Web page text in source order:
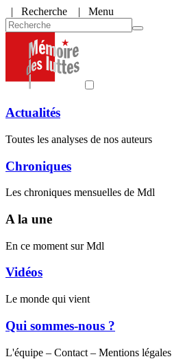
| Recherche | Menu
Actualités
Toutes les analyses de nos auteurs
Chroniques
Les chroniques mensuelles de Mdl
A la une
En ce moment sur Mdl
Vidéos
Le monde qui vient
Qui sommes-nous ?
L'équipe – Contact – Mentions légales